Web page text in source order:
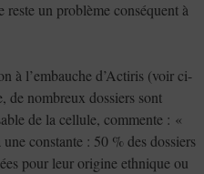
un problème conséquent à
à l’embauche d’Actiris (voir ci-
de nombreux dossiers sont
de la cellule, commente : «
constante : 50 % des dossiers
pour leur origine ethnique ou